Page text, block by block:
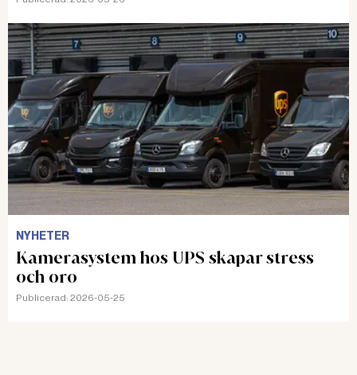
NYHETER
Kamerasystem hos UPS skapar stress
och oro
Publicerad: 2026-05-25